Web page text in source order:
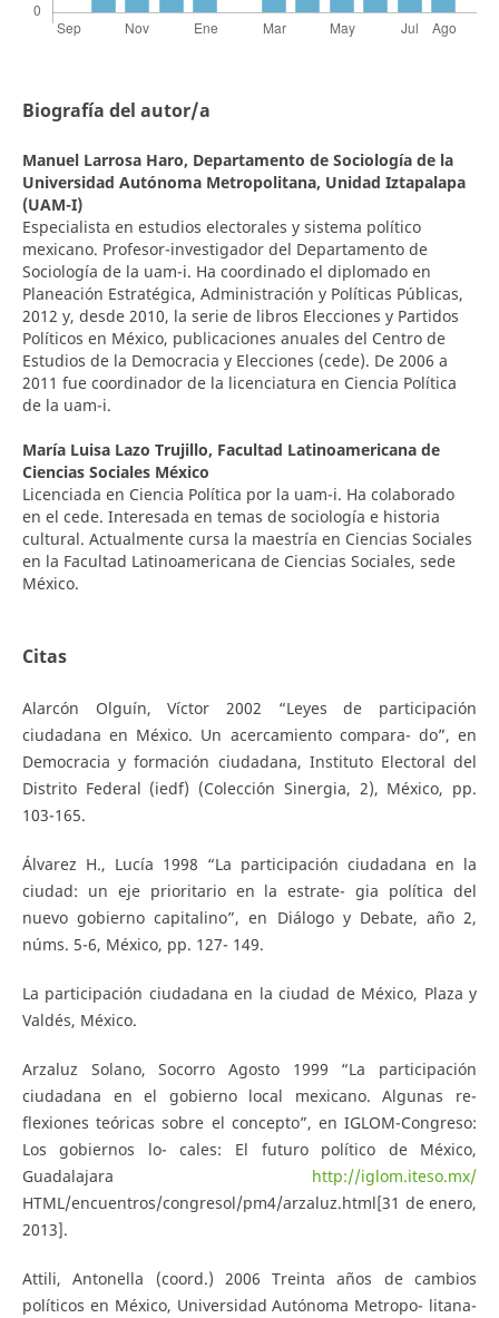
Biografía del autor/a
Manuel Larrosa Haro, Departamento de Sociología de la
Universidad Autónoma Metropolitana, Unidad Iztapalapa
(UAM-I)
Especialista en estudios electorales y sistema político
mexicano. Profesor-investigador del Departamento de
Sociología de la uam-i. Ha coordinado el diplomado en
Planeación Estratégica, Administración y Políticas Públicas,
2012 y, desde 2010, la serie de libros Elecciones y Partidos
Políticos en México, publicaciones anuales del Centro de
Estudios de la Democracia y Elecciones (cede). De 2006 a
2011 fue coordinador de la licenciatura en Ciencia Política
de la uam-i.
María Luisa Lazo Trujillo, Facultad Latinoamericana de
Ciencias Sociales México
Licenciada en Ciencia Política por la uam-i. Ha colaborado
en el cede. Interesada en temas de sociología e historia
cultural. Actualmente cursa la maestría en Ciencias Sociales
en la Facultad Latinoamericana de Ciencias Sociales, sede
México.
Citas
Alarcón Olguín, Víctor 2002 “Leyes de participación
ciudadana en México. Un acercamiento compara- do”, en
Democracia y formación ciudadana, Instituto Electoral del
Distrito Federal (iedf) (Colección Sinergia, 2), México, pp.
103-165.
Álvarez H., Lucía 1998 “La participación ciudadana en la
ciudad: un eje prioritario en la estrate- gia política del
nuevo gobierno capitalino”, en Diálogo y Debate, año 2,
núms. 5-6, México, pp. 127- 149.
La participación ciudadana en la ciudad de México, Plaza y
Valdés, México.
Arzaluz Solano, Socorro Agosto 1999 “La participación
ciudadana en el gobierno local mexicano. Algunas re-
flexiones teóricas sobre el concepto”, en IGLOM-Congreso:
Los gobiernos lo- cales: El futuro político de México,
Guadalajara http://iglom.iteso.mx/
HTML/encuentros/congresol/pm4/arzaluz.html[31 de enero,
2013].
Attili, Antonella (coord.) 2006 Treinta años de cambios
políticos en México, Universidad Autónoma Metropo- litana-